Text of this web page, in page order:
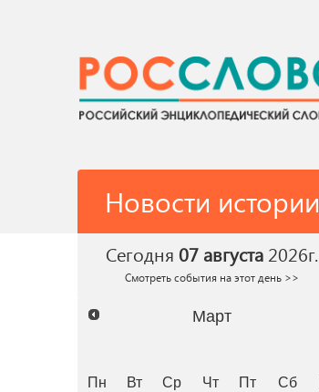
Новости истории
Сегодня 07 августа 2026г.
Смотреть события на этот день >>
Март
Пн Вт Ср Чт Пт Сб